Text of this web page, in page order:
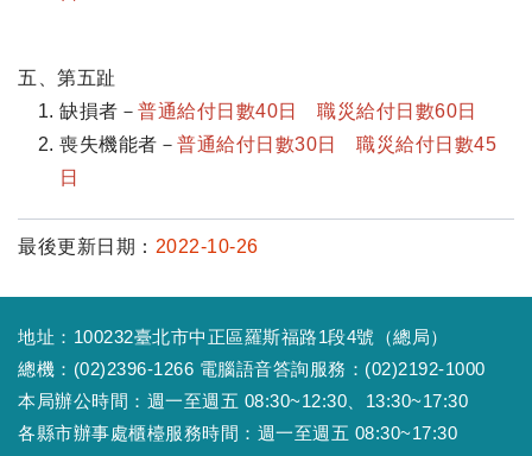
五、第五趾
缺損者－ 普通給付日數40日 職災給付日數60日
喪失機能者－ 普通給付日數30日 職災給付日數45
日
最後更新日期： 2022-10-26
地址：100232臺北市中正區羅斯福路1段4號（總局）
總機：(02)2396-1266 電腦語音答詢服務：(02)2192-1000
本局辦公時間：週一至週五 08:30~12:30、13:30~17:30
各縣市辦事處櫃檯服務時間：週一至週五 08:30~17:30